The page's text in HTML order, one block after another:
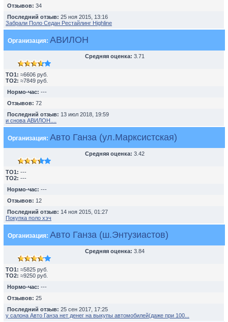
Отзывов: 34
Последний отзыв: 25 ноя 2015, 13:16
Забрали Поло Седан Рестайлинг Highline
Организация: АВИЛОН
Средняя оценка: 3.71
TO1: ≈6606 руб.
TO2: ≈7849 руб.
Нормо-час: ---
Отзывов: 72
Последний отзыв: 13 июл 2018, 19:59
и снова АВИЛОН....
Организация: Авто Ганза (ул.Марксистская)
Средняя оценка: 3.42
TO1: ---
TO2: ---
Нормо-час: ---
Отзывов: 12
Последний отзыв: 14 ноя 2015, 01:27
Покупка поло хэч
Организация: Авто Ганза (ш.Энтузиастов)
Средняя оценка: 3.84
TO1: ≈5825 руб.
TO2: ≈9250 руб.
Нормо-час: ---
Отзывов: 25
Последний отзыв: 25 сен 2017, 17:25
у салона Авто Ганза нет денег на выкупы автомобилей(даже при 100...